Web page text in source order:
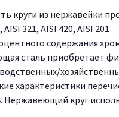
круги из нержавейки
321, AISI 420, AISI 201
содержания
сталь приобретает
характеристики
Нержавеющий круг